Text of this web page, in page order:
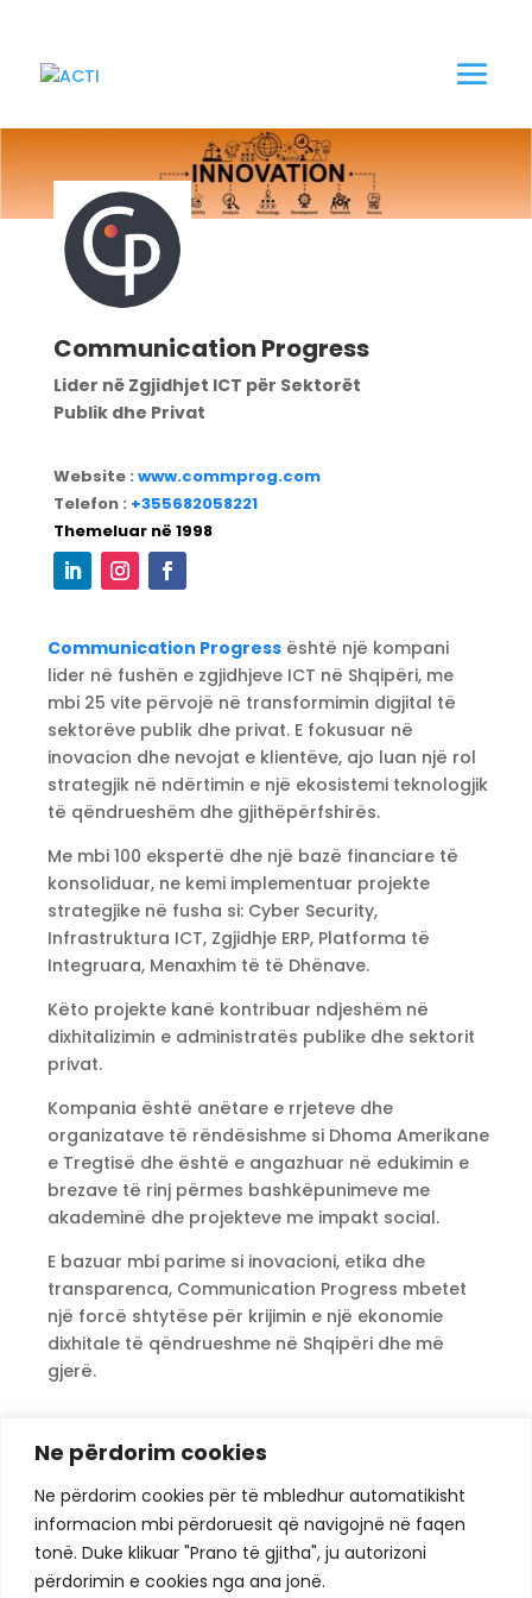
Ne përdorim cookies
Ne përdorim cookies për të mbledhur automatikisht
informacion mbi përdoruesit që navigojnë në faqen
tonë. Duke klikuar "Prano të gjitha", ju autorizoni
përdorimin e cookies nga ana jonë.
Communication Progress
Lider në Zgjidhjet ICT për Sektorët
Publik dhe Privat
Website : www.commprog.com
Telefon : +355682058221
Themeluar në 1998
Communication Progress është një kompani
lider në fushën e zgjidhjeve ICT në Shqipëri, me
mbi 25 vite përvojë në transformimin digjital të
sektorëve publik dhe privat. E fokusuar në
inovacion dhe nevojat e klientëve, ajo luan një rol
strategjik në ndërtimin e një ekosistemi teknologjik
të qëndrueshëm dhe gjithëpërfshirës.
Me mbi 100 ekspertë dhe një bazë financiare të
konsoliduar, ne kemi implementuar projekte
strategjike në fusha si: Cyber Security,
Infrastruktura ICT, Zgjidhje ERP, Platforma të
Integruara, Menaxhim të të Dhënave.
Këto projekte kanë kontribuar ndjeshëm në
dixhitalizimin e administratës publike dhe sektorit
privat.
Kompania është anëtare e rrjeteve dhe
organizatave të rëndësishme si Dhoma Amerikane
e Tregtisë dhe është e angazhuar në edukimin e
brezave të rinj përmes bashkëpunimeve me
akademinë dhe projekteve me impakt social.
E bazuar mbi parime si inovacioni, etika dhe
transparenca, Communication Progress mbetet
një forcë shtytëse për krijimin e një ekonomie
dixhitale të qëndrueshme në Shqipëri dhe më
gjerë.
ACTI| Fuqizimi i ekosistemit teknologjik të
Shqipërisë duke bashkuar profesionistët e IT për
të nxitur inovacionin, standardet dhe të
ardhmen dixhitale.